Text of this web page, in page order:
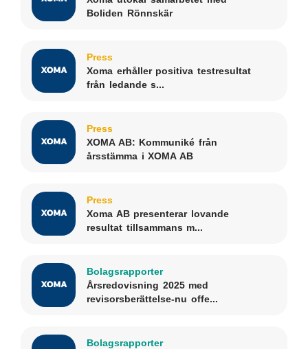
Boliden Rönnskär
Press
Xoma erhåller positiva testresultat
från ledande s...
Press
XOMA AB: Kommuniké från
årsstämma i XOMA AB
Press
Xoma AB presenterar lovande
resultat tillsammans m...
Bolagsrapporter
Årsredovisning 2025 med
revisorsberättelse-nu offe...
Bolagsrapporter